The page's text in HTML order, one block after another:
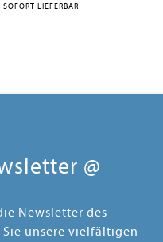
SOFORT LIEFERBAR
@
Newsletter des
unsere vielfältigen